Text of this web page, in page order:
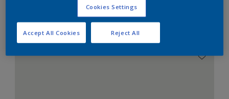
Le Blanc Parfait
Cookies Settings
Reject All
Accept All Cookies